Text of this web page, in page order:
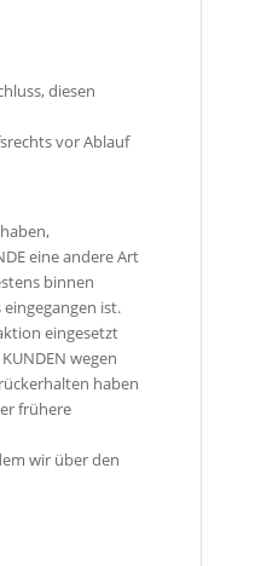
diesen
vor Ablauf
eine andere Art
binnen
ist.
eingesetzt
wegen
haben
frühere
wir über den